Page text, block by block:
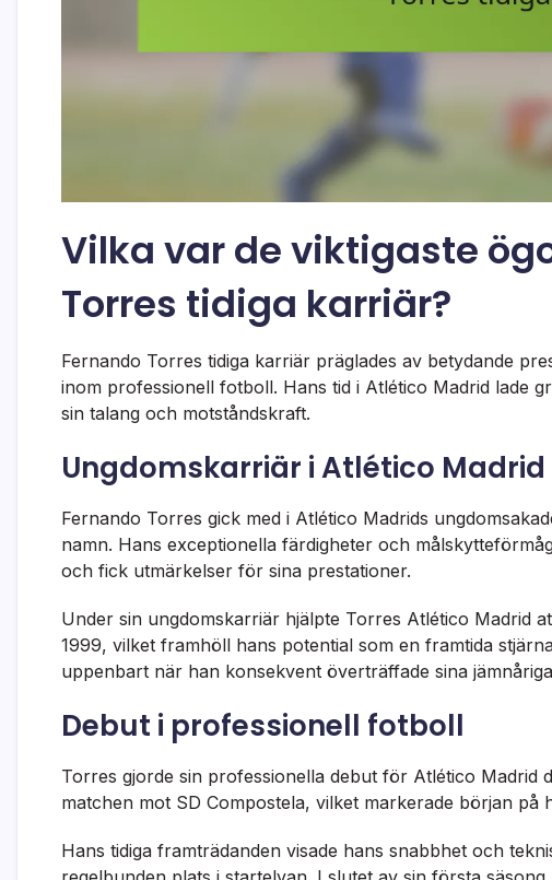
Vilka var de viktigaste
Torres tidiga karriär?
Fernando Torres tidiga karriär präglades av betydande
inom professionell fotboll. Hans tid i Atlético Madrid lade
sin talang och motståndskraft.
Ungdomskarriär i Atlético Madrid
Fernando Torres gick med i Atlético Madrids
namn. Hans exceptionella färdigheter och
och fick utmärkelser för sina prestationer.
Under sin ungdomskarriär hjälpte Torres Atlético Madrid
1999, vilket framhöll hans potential som en framtida
uppenbart när han konsekvent överträffade sina
Debut i professionell fotboll
Torres gjorde sin professionella debut för Atlético Madrid
matchen mot SD Compostela, vilket markerade början på
Hans tidiga framträdanden visade hans snabbhet och